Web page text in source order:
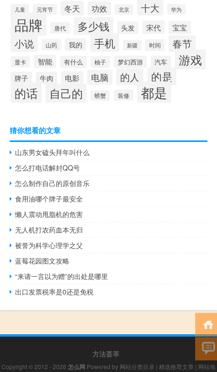
儿童 元宵节 冬天 功效 北京 十大 华为
品牌 唐代 多少钱 头发 宋代 宝宝
小说 山药 我的 手机 新疆 时间 春节
显卡 智能 有什么 柚子 梦幻西游 汽车 游戏
牌子 牛肉 电影 电脑 的人 的是
的话 自己的 螃蟹 装修 都是
猜你想看的文章
山东男女磕头拜年叫什么
怎么打电话解封QQ号
怎么制作自己的原创音乐
食用油哪个牌子最安全
懒人震动甩脂机的危害
无人机打农药血本无归
被誉为科学心理学之父
蓝莓花园图文攻略
“来请一言以为赠”的出处是哪里
出口发票税率是0还是免税
方法荟萃
Copyright © 2012 - 2026 怎么网 Powered by 网站分类目录 | 精选推荐文章 | 网站地